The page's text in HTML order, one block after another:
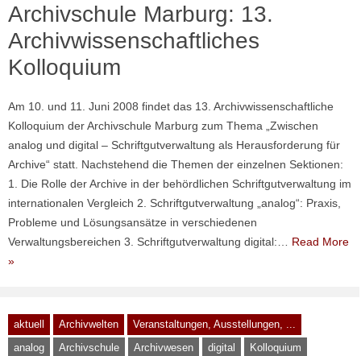
Archivschule Marburg: 13.
Archivwissenschaftliches
Kolloquium
Am 10. und 11. Juni 2008 findet das 13. Archivwissenschaftliche
Kolloquium der Archivschule Marburg zum Thema „Zwischen
analog und digital – Schriftgutverwaltung als Herausforderung für
Archive“ statt. Nachstehend die Themen der einzelnen Sektionen:
1. Die Rolle der Archive in der behördlichen Schriftgutverwaltung im
internationalen Vergleich 2. Schriftgutverwaltung „analog“: Praxis,
Probleme und Lösungsansätze in verschiedenen
Verwaltungsbereichen 3. Schriftgutverwaltung digital:… Read More
»
aktuell Archivwelten
Veranstaltungen, Ausstellungen, ...
analog
Archivschule Archivwesen digital
Kolloquium